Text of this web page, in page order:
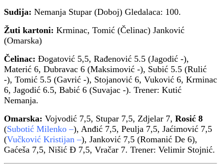
Sudija: Nemanja Stupar (Doboj) Gledalaca: 100.
Žuti kartoni: Krminac, Tomić (Čelinac) Janković
(Omarska)
Čelinac: Đogatović 5,5, Rađenović 5.5 (Jagodić -),
Materić 6, Dubravac 6 (Maksimović -), Subić 5.5 (Rulić
-), Tomić 5.5 (Gavrić -), Stojanović 6, Vuković 6, Krminac
6, Jagodić 6.5, Babić 6 (Suvajac -). Trener: Kutić
Nemanja.
Omarska: Vojvodić 7,5, Stupar 7,5, Zdjelar 7, Rosić 8
(Subotić Milenko –), Anđić 7,5, Peulja 7,5, Jaćimović 7,5
(Vučković Kristijan –), Janković 7,5 (Romanić De 6),
Gaćeša 7,5, Nišić Đ 7,5, Vračar 7. Trener: Velimir Stojnić.